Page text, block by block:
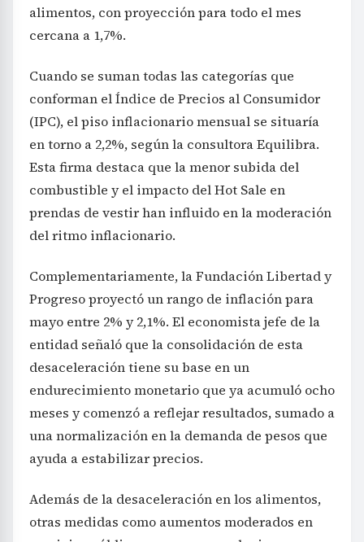
alimentos, con proyección para todo el mes
cercana a 1,7%.
Cuando se suman todas las categorías que
conforman el Índice de Precios al Consumidor
(IPC), el piso inflacionario mensual se situaría
en torno a 2,2%, según la consultora Equilibra.
Esta firma destaca que la menor subida del
combustible y el impacto del Hot Sale en
prendas de vestir han influido en la moderación
del ritmo inflacionario.
Complementariamente, la Fundación Libertad y
Progreso proyectó un rango de inflación para
mayo entre 2% y 2,1%. El economista jefe de la
entidad señaló que la consolidación de esta
desaceleración tiene su base en un
endurecimiento monetario que ya acumuló ocho
meses y comenzó a reflejar resultados, sumado a
una normalización en la demanda de pesos que
ayuda a estabilizar precios.
Además de la desaceleración en los alimentos,
otras medidas como aumentos moderados en